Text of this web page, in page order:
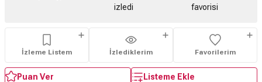
izledi
favorisi
İzleme Listem İzlediklerim Favorilerim
Puan Ver Listeme Ekle